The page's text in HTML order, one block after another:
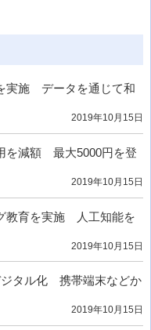
実施 データを通じて和
2019年10月15日
を減額 最大5000円を登
2019年10月15日
教育を実施 人工知能を
2019年10月15日
ジタル化 携帯端末などか
2019年10月15日